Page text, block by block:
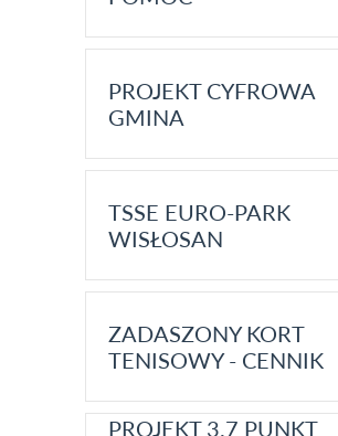
PROJEKT CYFROWA
GMINA
TSSE EURO-PARK
WISŁOSAN
ZADASZONY KORT
TENISOWY - CENNIK
PROJEKT 3.7 PUNKT